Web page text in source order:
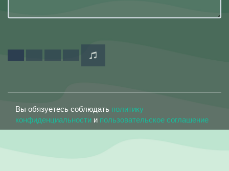
Вы обязуетесь соблюдать политику
конфиденциальности и пользовательское соглашение